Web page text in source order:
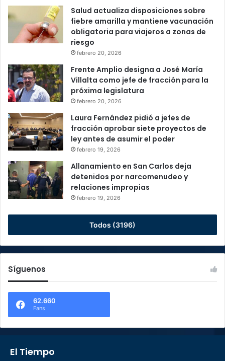
Salud actualiza disposiciones sobre
fiebre amarilla y mantiene vacunación
obligatoria para viajeros a zonas de
riesgo
febrero 20, 2026
Frente Amplio designa a José María
Villalta como jefe de fracción para la
próxima legislatura
febrero 20, 2026
Laura Fernández pidió a jefes de
fracción aprobar siete proyectos de
ley antes de asumir el poder
febrero 19, 2026
Allanamiento en San Carlos deja
detenidos por narcomenudeo y
relaciones impropias
febrero 19, 2026
Todos (3196)
Síguenos
62.660
Fans
El Tiempo